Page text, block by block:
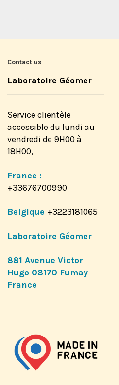
Contact us
Laboratoire Géomer
Service clientèle
accessible du lundi au
vendredi de 9H00 à
18H00,
France :
+33676700990
Belgique +3223181065
Laboratoire Géomer
881 Avenue Victor
Hugo 08170 Fumay
France